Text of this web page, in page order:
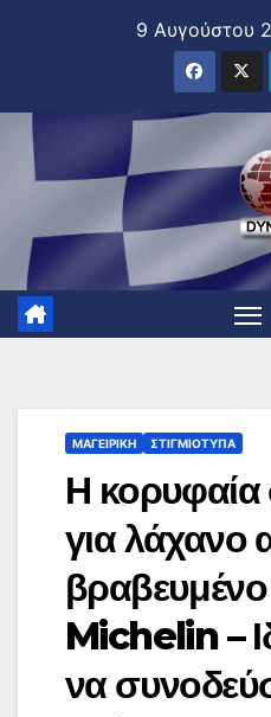
9 Αυγούστου
ΜΑΓΕΙΡΙΚΉ ΣΤΙΓΜΙΌΤΥΠΑ
Η κορυφαία
για λάχανο
Michelin –
να